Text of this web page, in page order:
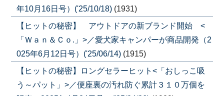
年10月16日号）('25/10/18) (1931)
【ヒットの秘密】 アウトドアの新ブランド開始 <
「Ｗａｎ＆Ｃｏ.」>／愛犬家キャンパーが商品開発（2
025年6月12日号）('25/06/14) (1915)
【ヒットの秘密】ロングセラーヒット<「おしっこ吸
う～パット」>／便座裏の汚れ防ぐ累計３１０万個を